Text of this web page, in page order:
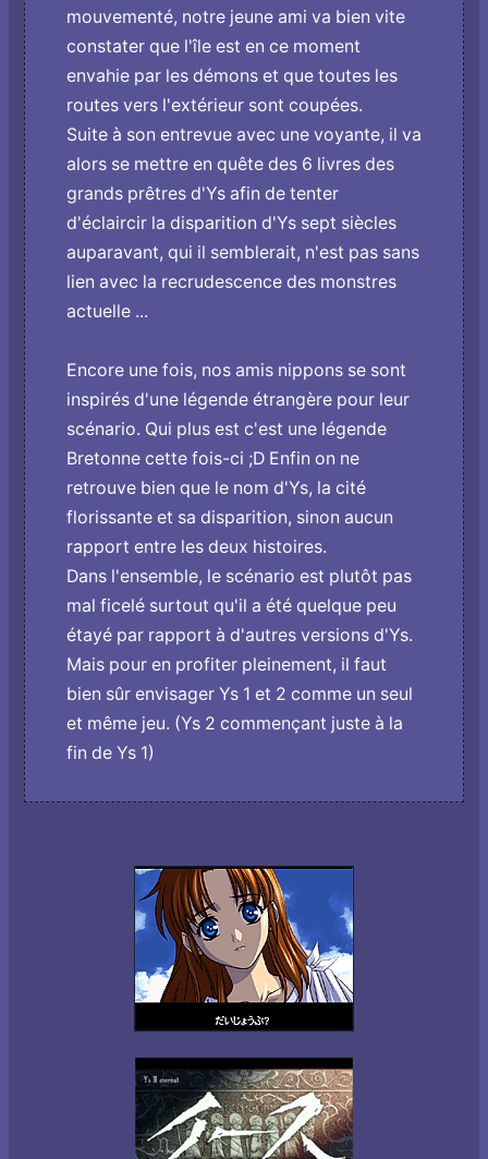
mouvementé, notre jeune ami va bien vite
constater que l'île est en ce moment
envahie par les démons et que toutes les
routes vers l'extérieur sont coupées.
Suite à son entrevue avec une voyante, il va
alors se mettre en quête des 6 livres des
grands prêtres d'Ys afin de tenter
d'éclaircir la disparition d'Ys sept siècles
auparavant, qui il semblerait, n'est pas sans
lien avec la recrudescence des monstres
actuelle ...
Encore une fois, nos amis nippons se sont
inspirés d'une légende étrangère pour leur
scénario. Qui plus est c'est une légende
Bretonne cette fois-ci ;D Enfin on ne
retrouve bien que le nom d'Ys, la cité
florissante et sa disparition, sinon aucun
rapport entre les deux histoires.
Dans l'ensemble, le scénario est plutôt pas
mal ficelé surtout qu'il a été quelque peu
étayé par rapport à d'autres versions d'Ys.
Mais pour en profiter pleinement, il faut
bien sûr envisager Ys 1 et 2 comme un seul
et même jeu. (Ys 2 commençant juste à la
fin de Ys 1)